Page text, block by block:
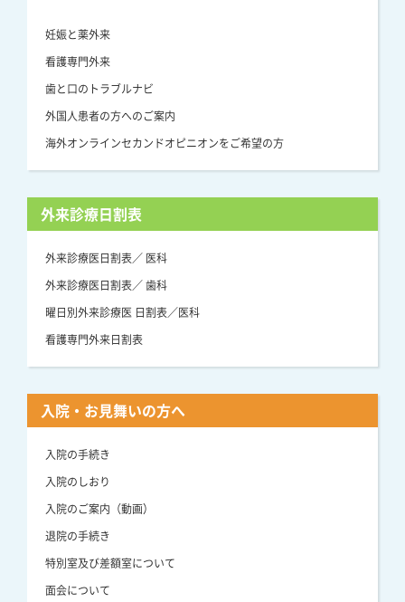
妊娠と薬外来
看護専門外来
歯と口のトラブルナビ
外国人患者の方へのご案内
海外オンラインセカンドオピニオンをご希望の方
外来診療日割表
外来診療医日割表／ 医科
外来診療医日割表／ 歯科
曜日別外来診療医 日割表／医科
看護専門外来日割表
入院・お見舞いの方へ
入院の手続き
入院のしおり
入院のご案内（動画）
退院の手続き
特別室及び差額室について
面会について